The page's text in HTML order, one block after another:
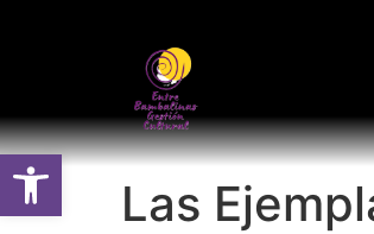
Abrir barra de
Las